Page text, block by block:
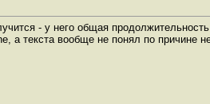
- у него общая
а текста вообще не понял по причине